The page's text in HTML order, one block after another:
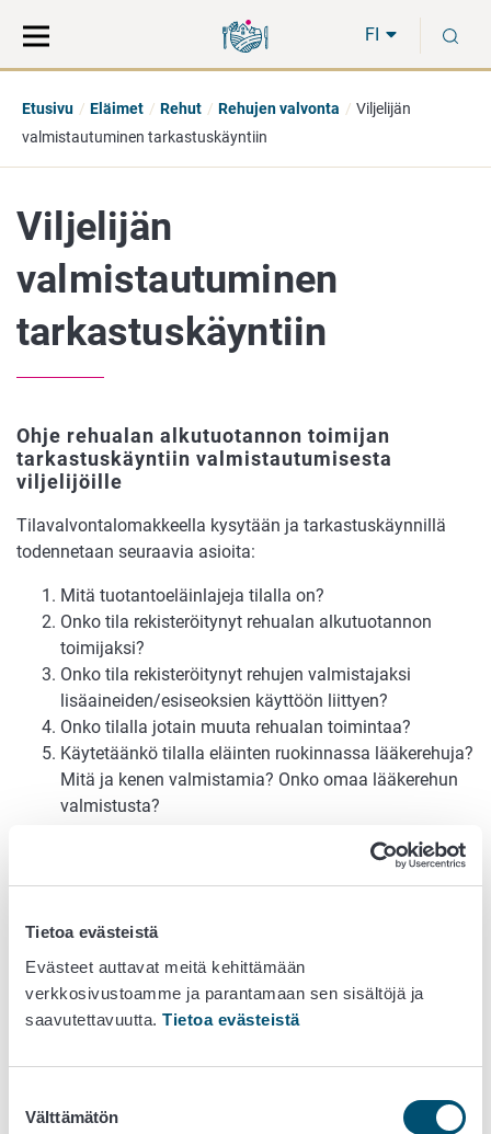
Tietoa evästeistä
Evästeet auttavat meitä kehittämään
verkkosivustoamme ja parantamaan sen sisältöjä ja
saavutettavuutta. Tietoa evästeistä
valinta
Välttämätön
suoraan
sisältöön
koko
sivuston
FI
Etusivu Eläimet Rehut Rehujen valvonta
Viljelijän
valmistautuminen tarkastuskäyntiin
Viljelijän
valmistautuminen
tarkastuskäyntiin
Ohje rehualan alkutuotannon toimijan
tarkastuskäyntiin valmistautumisesta
viljelijöille
Tilavalvontalomakkeella kysytään ja tarkastuskäynnillä
todennetaan seuraavia asioita:
Mitä tuotantoeläinlajeja tilalla on?
Onko tila rekisteröitynyt rehualan alkutuotannon
toimijaksi?
Onko tila rekisteröitynyt rehujen valmistajaksi
lisäaineiden/esiseoksien käyttöön liittyen?
Onko tilalla jotain muuta rehualan toimintaa?
Käytetäänkö tilalla eläinten ruokinnassa lääkerehuja?
Mitä ja kenen valmistamia? Onko omaa lääkerehun
valmistusta?
Käyttääkö tila elintarviketuotantoeläinten
ruokinnassa maitoa tai maitopohjaisia sivutuotteita,
Ruokavirastoon (ei koske tilalla tuotettujen
maitotuotteiden käyttöä tilan omien eläinten
ruokinnassa eikä ternimaidon käyttöä märehtijöille)?
Ehdollisuuteen liittyvät kysymykset:
säilytyksen ja jakelun perusteella kukin eläinlaji
saa vain sille tarkoitettua eläinvalkuaista
sisältävää rehua.